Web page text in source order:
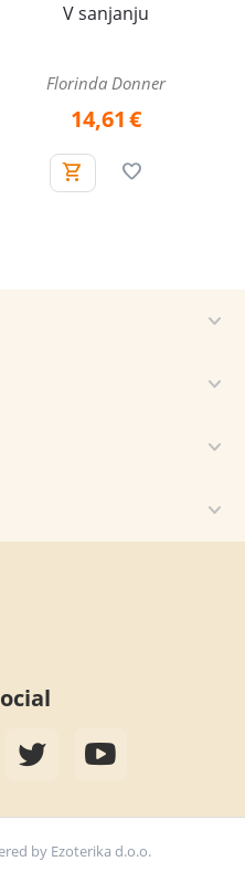
V sanjanju
Florinda Donner
14,61€
by Ezoterika d.o.o.